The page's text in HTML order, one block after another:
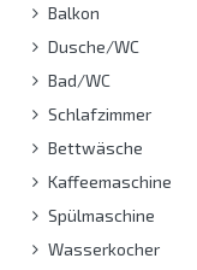
Balkon
Dusche/WC
Bad/WC
Schlafzimmer
Bettwäsche
Kaffeemaschine
Spülmaschine
Wasserkocher